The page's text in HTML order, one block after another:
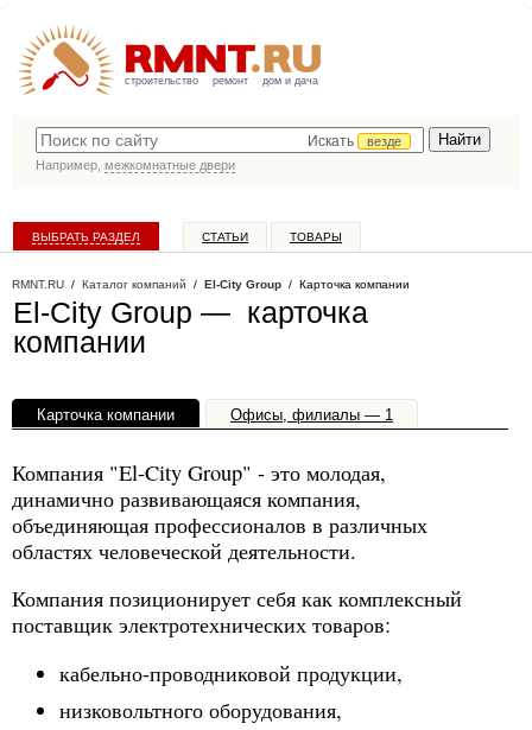
строительство ремонт дом и дача
Искать
везде
Например, межкомнатные двери
ВЫБРАТЬ РАЗДЕЛ СТАТЬИ ТОВАРЫ
RMNT.RU / Каталог компаний / El-City Group / Карточка компании
El-City Group — карточка
компании
Карточка компании Офисы, филиалы — 1
Компания "El-City Group" - это молодая,
динамично развивающаяся компания,
объединяющая профессионалов в различных
областях человеческой деятельности.
Компания позиционирует себя как комплексный
поставщик электротехнических товаров:
кабельно-проводниковой продукции,
низковольтного оборудования,